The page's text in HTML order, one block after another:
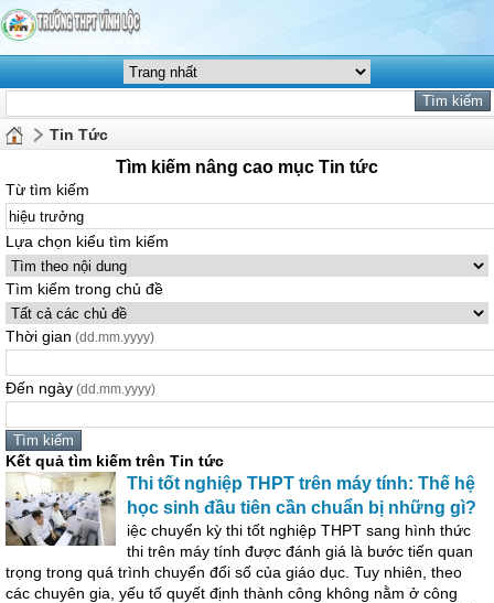
Tin Tức
Tìm kiếm nâng cao mục Tin tức
Từ tìm kiếm
Lựa chọn kiểu tìm kiếm
Tìm kiếm trong chủ đề
Thời gian (dd.mm.yyyy)
Đến ngày (dd.mm.yyyy)
Kết quả tìm kiếm trên Tin tức
Thi tốt nghiệp THPT trên máy tính: Thế hệ
học sinh đầu tiên cần chuẩn bị những gì?
iệc chuyển kỳ thi tốt nghiệp THPT sang hình thức
thi trên máy tính được đánh giá là bước tiến quan
trọng trong quá trình chuyển đổi số của giáo dục. Tuy nhiên, theo
các chuyên gia, yếu tố quyết định thành công không nằm ở công